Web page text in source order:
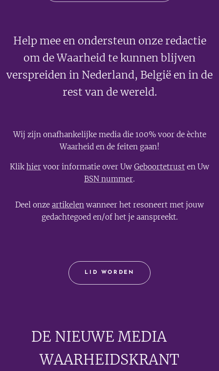
Help mee en ondersteun onze redactie
om de Waarheid te kunnen blijven
verspreiden in Nederland, België en in de
rest van de wereld.
Wij zijn onafhankelijke media die 100% voor de èchte
Waarheid en de feiten gaan!
Klikhier voor informatie over Uw Geboortetrust en Uw
BSN nummer.
Deel onze artikelen wanneer het resoneert met jouw
gedachtegoed en/of het je aanspreekt.
LID WORDEN
DE NIEUWE MEDIA🟣
WAARHEIDSKRANT